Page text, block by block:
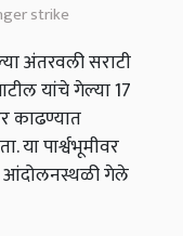
strike
अंतरवली सराटी
यांचे गेल्या 17
काढण्यात
या पार्श्वभूमीवर
आंदोलनस्थळी गेले